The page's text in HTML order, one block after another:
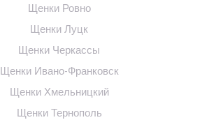
Щенки Ровно
Щенки Луцк
Щенки Черкассы
Щенки Ивано-Франковск
Щенки Хмельницкий
Щенки Тернополь